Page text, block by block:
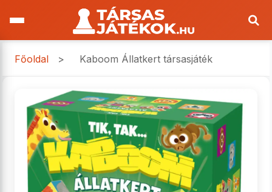
Főoldal > Kaboom Állatkert társasjáték